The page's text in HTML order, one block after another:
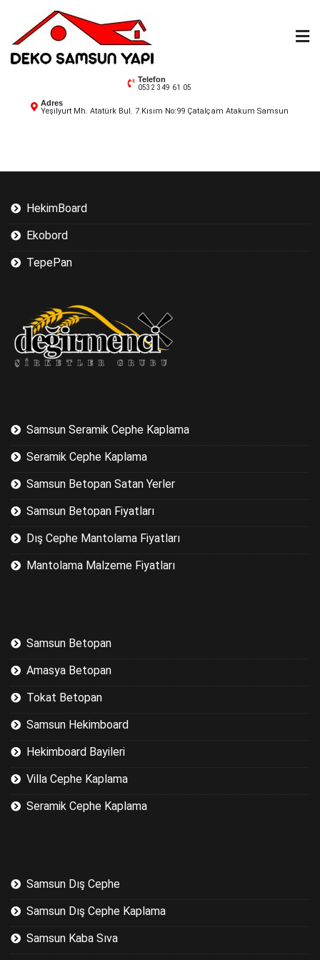
content
Deko Samsun
Telefon
0532 349 61 05
Adres
Yeşilyurt Mh. Atatürk Bul. 7.Kısım No:99 Çatalçam Atakum Samsun
HekimBoard
Ekobord
TepePan
Samsun Seramik Cephe Kaplama
Seramik Cephe Kaplama
Samsun Betopan Satan Yerler
Samsun Betopan Fiyatları
Dış Cephe Mantolama Fiyatları
Mantolama Malzeme Fiyatları
Samsun Betopan
Amasya Betopan
Tokat Betopan
Samsun Hekimboard
Hekimboard Bayileri
Villa Cephe Kaplama
Seramik Cephe Kaplama
Samsun Dış Cephe
Samsun Dış Cephe Kaplama
Samsun Kaba Sıva